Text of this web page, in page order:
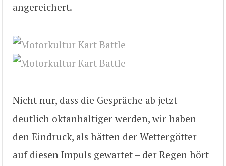
angereichert.
Nicht nur, dass die Gespräche ab jetzt
deutlich oktanhaltiger werden, wir haben
den Eindruck, als hätten der Wettergötter
auf diesen Impuls gewartet – der Regen hört